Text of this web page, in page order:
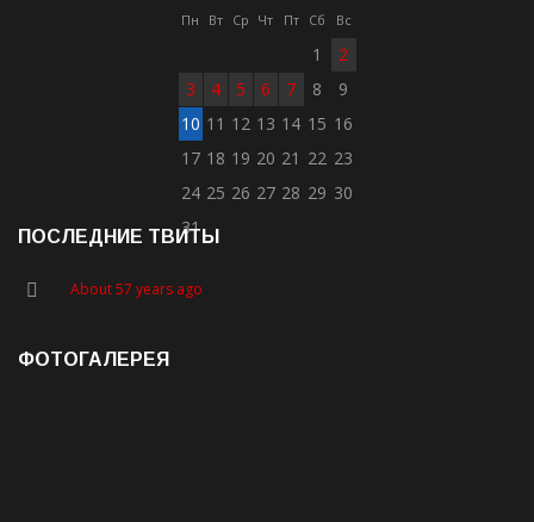
Пн Вт Ср Чт Пт Сб Вс
1
2
3
4 5 6 7 8
9
10 11 12 13 14 15 16
17 18 19 20 21 22 23
24 25 26 27 28 29 30
31
ПОСЛЕДНИЕ ТВИТЫ
About 57 years ago
ФОТОГАЛЕРЕЯ